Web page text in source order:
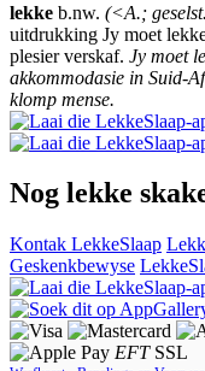
lekke b.nw. (<A.;
uitdrukking Jy moet
plesier verskaf. Jy moet
akkommodasie in Suid-
klomp mense.
Nog lekke
Kontak LekkeSlaap
Geskenkbewyse
EFT SSL